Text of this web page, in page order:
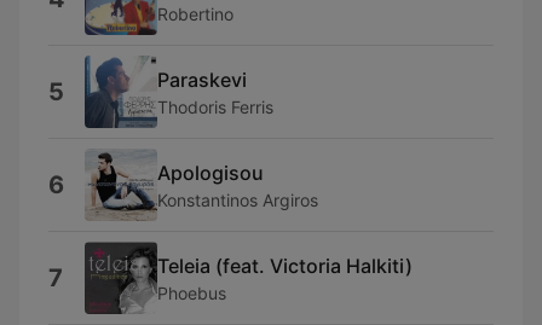
Robertino
5 Paraskevi
Thodoris Ferris
6 Apologisou
Konstantinos Argiros
7 Teleia (feat. Victoria Halkiti)
Phoebus